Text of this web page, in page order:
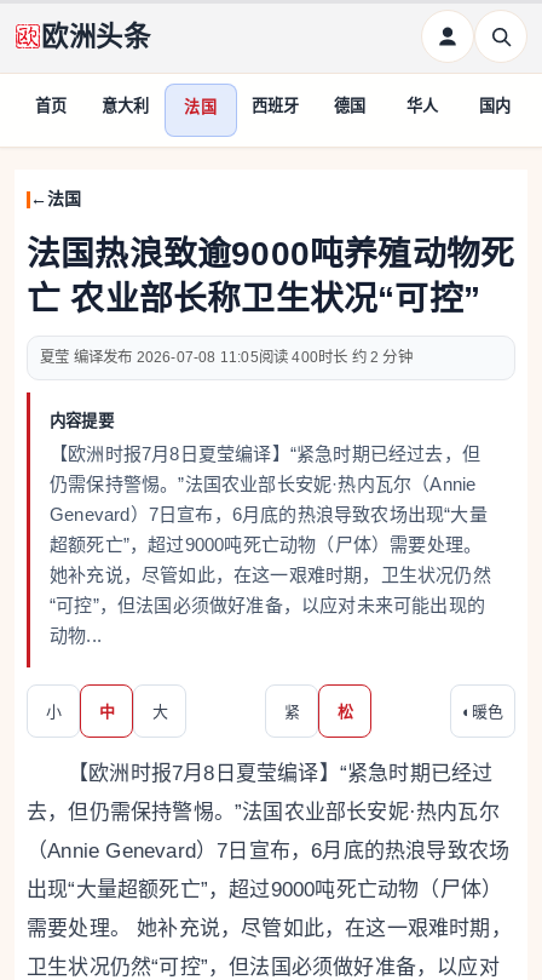
欧洲头条
首页 意大利 法国 西班牙 德国 华人 国内
法国
法国热浪致逾9000吨养殖动物死
亡 农业部长称卫生状况“可控”
夏莹 编译 2026-07-08 11:05 400 约 2 分钟
内容提要
【欧洲时报7月8日夏莹编译】“紧急时期已经过去，但
仍需保持警惕。”法国农业部长安妮·热内瓦尔（Annie
Genevard）7日宣布，6月底的热浪导致农场出现“大量
超额死亡”，超过9000吨死亡动物（尸体）需要处理。
她补充说，尽管如此，在这一艰难时期，卫生状况仍然
“可控”，但法国必须做好准备，以应对未来可能出现的
动物...
小 中 大 紧 松 ◐ 暖色
【欧洲时报7月8日夏莹编译】“紧急时期已经过
去，但仍需保持警惕。”法国农业部长安妮·热内瓦尔
（Annie Genevard）7日宣布，6月底的热浪导致农场
出现“大量超额死亡”，超过9000吨死亡动物（尸体）
需要处理。 她补充说，尽管如此，在这一艰难时期，
卫生状况仍然“可控”，但法国必须做好准备，以应对